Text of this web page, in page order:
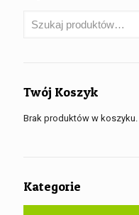
Twój Koszyk
Brak produktów w koszyku.
Kategorie